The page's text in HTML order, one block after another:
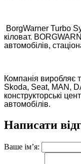
BorgWarner Turbo
кіловат.
автомобілів,
Компанія виробляє
Skoda, Seat, MAN,
конструкторські
автомобілів.
Написати
Ваше ім’я: